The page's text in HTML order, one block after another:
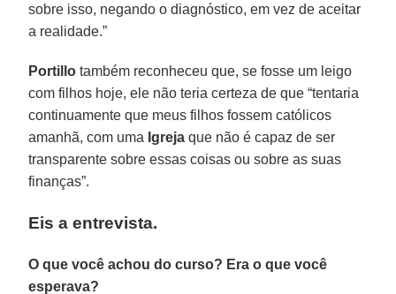
sobre isso, negando o diagnóstico, em vez de aceitar
a realidade.”
Portillo também reconheceu que, se fosse um leigo
com filhos hoje, ele não teria certeza de que “tentaria
continuamente que meus filhos fossem católicos
amanhã, com uma Igreja que não é capaz de ser
transparente sobre essas coisas ou sobre as suas
finanças”.
Eis a entrevista.
O que você achou do curso? Era o que você
esperava?